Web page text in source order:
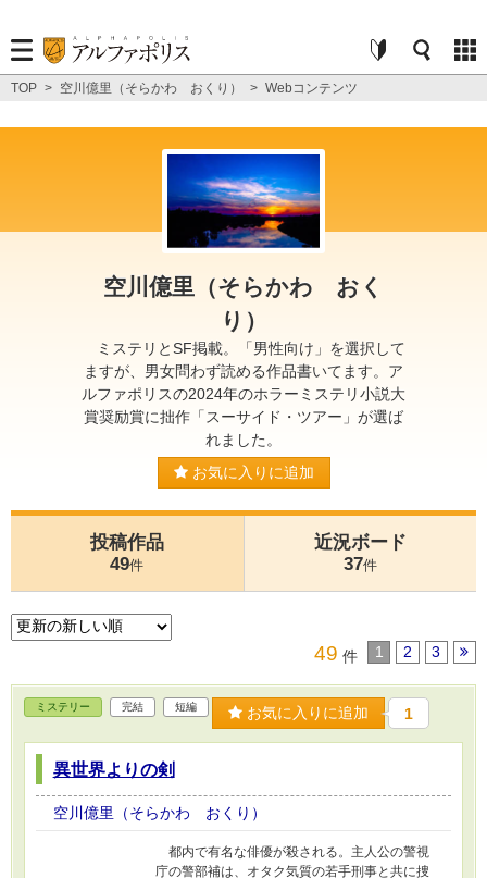
TOP > 空川億里（そらかわ おくり） > Webコンテンツ
空川億里（そらかわ おく
り）
ミステリとSF掲載。「男性向け」を選択して
ますが、男女問わず読める作品書いてます。ア
ルファポリスの2024年のホラーミステリ小説大
賞奨励賞に拙作「スーサイド・ツアー」が選ば
れました。
お気に入りに追加
投稿作品
49件
近況ボード
37件
49 件 1 2 3
ミステリー 完結 短編 お気に入りに追加 1
異世界よりの剣
空川億里（そらかわ おくり）
都内で有名な俳優が殺される。主人公の警視
庁の警部補は、オタク気質の若手刑事と共に捜